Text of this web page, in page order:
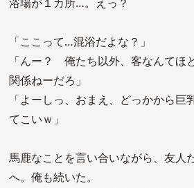
「ここって…混浴だよな？」
「んー？ 俺たち以外、客なんてほ
関係ねーだろ」
「よーしっ、おまえ、どっかから巨
てこいｗ」
馬鹿なことを言い合いながら、友人
へ。俺も続いた。